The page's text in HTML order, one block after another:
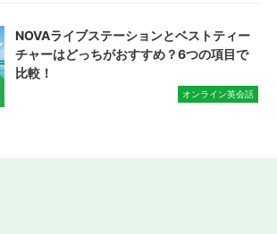
NOVAライブステーションとベストティー
チャーはどっちがおすすめ？6つの項目で
比較！
オンライン英会話